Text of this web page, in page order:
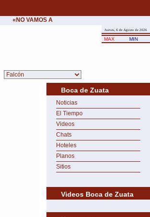
«NO VAMOS A CEDER NUNCA AL CHANTAJE
Jueves, 6 de Agosto de 2026
MAX MIN
Boca de Zuata
Noticias
El Tiempo
Videos
Chats
Hoteles
Planos
Sitios
Videos Boca de Zuata